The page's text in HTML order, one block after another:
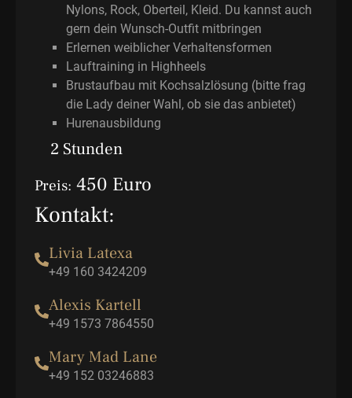
Nylons, Rock, Oberteil, Kleid. Du kannst auch
gern dein Wunsch-Outfit mitbringen
Erlernen weiblicher Verhaltensformen
Lauftraining in Highheels
Brustaufbau mit Kochsalzlösung (bitte frag
die Lady deiner Wahl, ob sie das anbietet)
Hurenausbildung
2 Stunden
Preis: 450 Euro
Kontakt:
Livia Latexa
+49 160 3424209
Alexis Kartell
+49 1573 7864550
Mary Mad Lane
+49 152 03246883